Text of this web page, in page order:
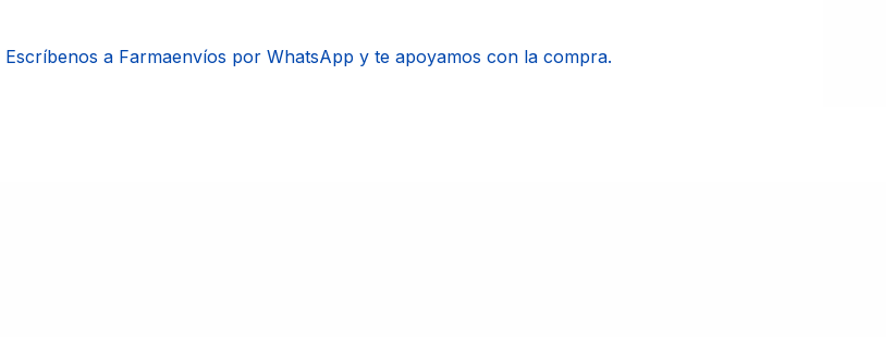
a Farmaenvíos por WhatsApp y te apoyamos con la compra.